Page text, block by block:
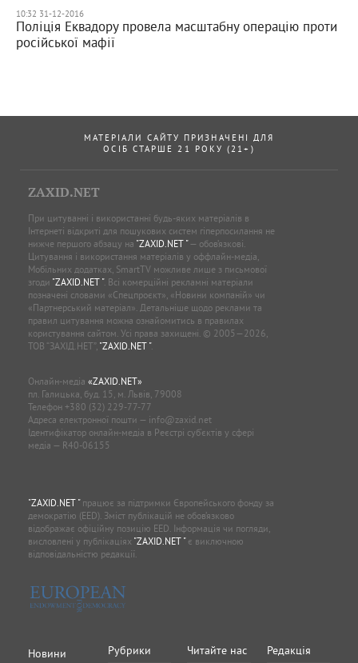
10:32 31-12-2016
Поліція Еквадору провела масштабну операцію проти
російської мафії
МАТЕРІАЛИ САЙТУ ПРИЗНАЧЕНІ ДЛЯ
ОСІБ СТАРШЕ 21 РОКУ (21+)
ZAXID.NET
При цитуванні і використанні будь-яких матеріалів в
Інтернеті відкриті для пошукових систем гіперпосилання не
нижче першого абзацу на "ZAXID.NET "— обов’язкові.
Цитування і використання матеріалів у оффлайн-медіа,
Мобільних додатках, SmartTV можливе лише з письмової
згоди "ZAXID.NET ". Всі комерційні рекламні матеріали
позначені словами «Спецпроєкт», «Новини компаній» чи
«Партнерський матеріал». Детальніше щодо реклами та
правил цитування можна ознайомитись в правилах
користування сайтом. Усі права захищені. © 2005—2026,
ТОВ “ЗАХІД.НЕТ”, "ZAXID.NET ".
Онлайн-медіа «ZAXID.NET»
пл. Галицька, буд. 15, м. Львів, 79008
Телефон +380 (32) 229-77-77
Адреса електронної пошти — info@zaxid.net
Ідентифікатор онлайн-медіа в Реєстрі суб'єктів у сфері
медіа — R40-06155
"ZAXID.NET "працює за підтримки Європейського фонду за
демократію (EED). Зміст публікацій не обов’язково
відображає офіційну позицію EED. Інформація чи погляди,
висловлені у публікаціях "ZAXID.NET "є виключною
відповідальністю редакції.
Новини Рубрики Читайте нас Редакція